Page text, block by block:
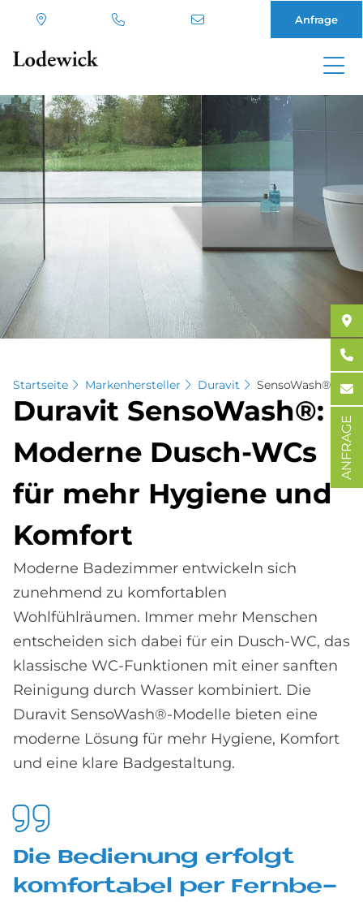
Direkt
zum
Inhalt
Anfrage
Startseite Markenhersteller Duravit SensoWash®
Du­ra­vit Sen­so­Wa­s­h®:
Mo­der­ne Dusch-WCs
für mehr Hy­gie­ne und
Kom­fort
Moderne Badezimmer entwickeln sich
zunehmend zu komfortablen
Wohlfühlräumen. Immer mehr Menschen
entscheiden sich dabei für ein Dusch-WC, das
klassische WC-Funktionen mit einer sanften
Reinigung durch Wasser kombiniert. Die
Duravit SensoWash®-Modelle bieten eine
moderne Lösung für mehr Hygiene, Komfort
und eine klare Badgestaltung.
Die Be­die­n­ung er­fol­gt
kom­for­ta­bel per Fern­be­
ANFRAGE